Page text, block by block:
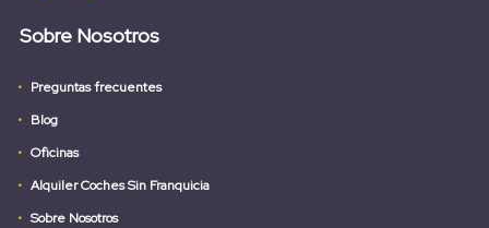
Sobre Nosotros
Preguntas frecuentes
Blog
Oficinas
Alquiler Coches Sin Franquicia
Sobre Nosotros